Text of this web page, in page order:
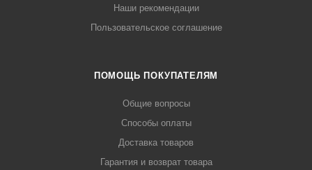
Наши рекомендации
Пользовательское соглашение
ПОМОЩЬ ПОКУПАТЕЛЯМ
Общие вопросы
Способы оплаты
Доставка товаров
Гарантия и возврат товара